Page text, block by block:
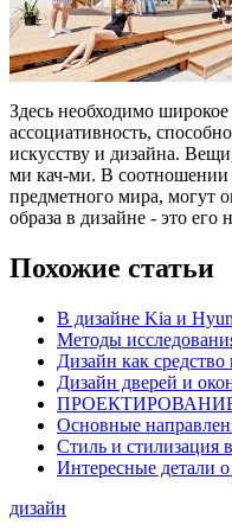
Здесь необходимо
ассоциативность,
искусству и дизайна. Вещи,
ми кач-ми. В соотношении
предметного мира, могут
образа в дизайне - это его
Похожие статьи
В дизайне Kia и
Методы
Дизайн как
Дизайн дверей и
Основные
Стиль и стилизация
Интересные детали
дизайн